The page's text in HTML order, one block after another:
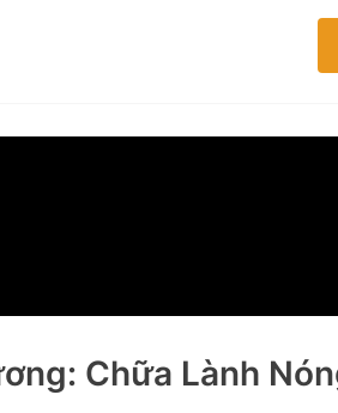
Chữa Lành